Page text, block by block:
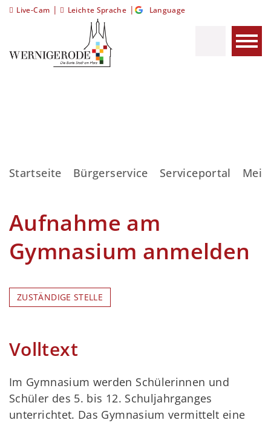
Live-Cam | Leichte Sprache | Language
Startseite Bürgerservice Serviceportal
Aufnahme am
Gymnasium anmelden
ZUSTÄNDIGE STELLE
Volltext
Im Gymnasium werden Schülerinnen und
Schüler des 5. bis 12. Schuljahrganges
unterrichtet. Das Gymnasium vermittelt eine